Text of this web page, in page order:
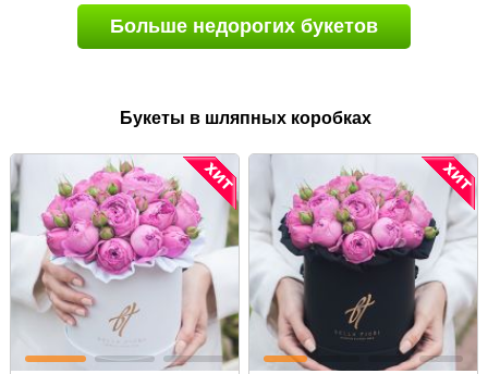
Больше недорогих букетов
Букеты в шляпных коробках